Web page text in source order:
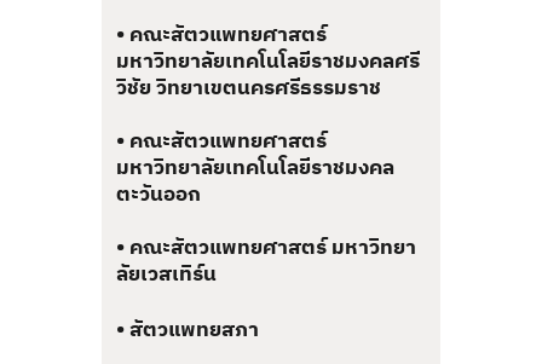
• คณะสัตวแพทยศาสตร์
มหาวิทยาลัยเทคโนโลยีราชมงคลศรี
วิชัย วิทยาเขตนครศรีธรรมราช
• คณะสัตวแพทยศาสตร์
มหาวิทยาลัยเทคโนโลยีราชมงคล
ตะวันออก
• คณะสัตวแพทยศาสตร์ มหาวิทยา
ลัยเวสเทิร์น
• สัตวแพทยสภา